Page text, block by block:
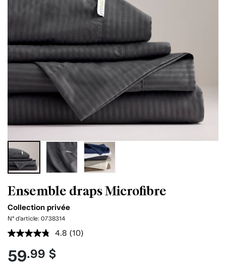
Ensemble draps Microfibre
Collection privée
N° d'article: 0738314
4.8 Lire
(10)
59.99 $